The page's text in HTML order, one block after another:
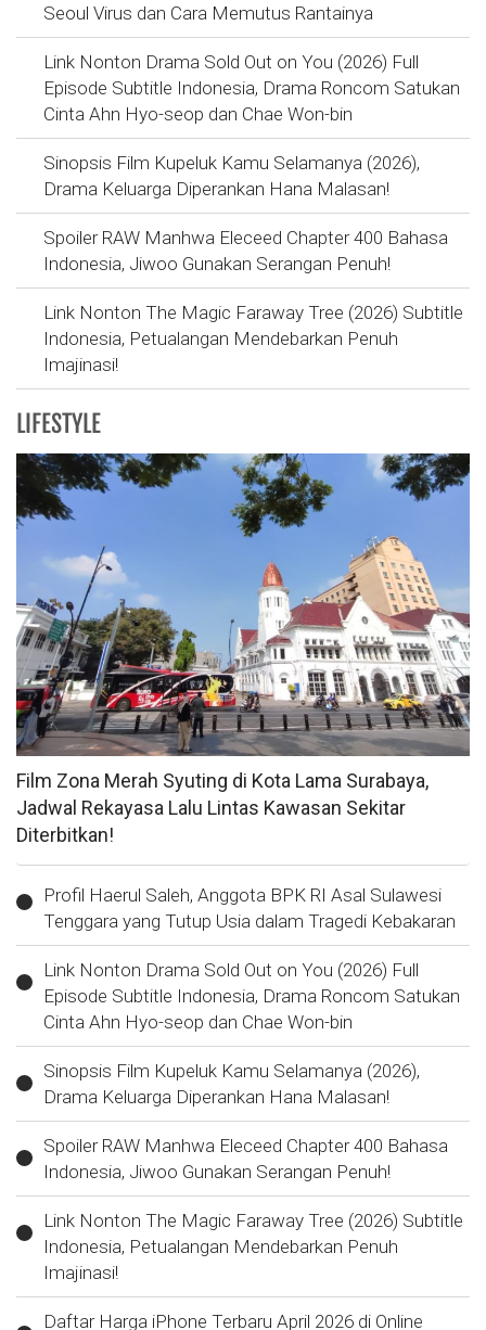
Seoul Virus dan Cara Memutus Rantainya
Link Nonton Drama Sold Out on You (2026) Full
Episode Subtitle Indonesia, Drama Roncom Satukan
Cinta Ahn Hyo-seop dan Chae Won-bin
Sinopsis Film Kupeluk Kamu Selamanya (2026),
Drama Keluarga Diperankan Hana Malasan!
Spoiler RAW Manhwa Eleceed Chapter 400 Bahasa
Indonesia, Jiwoo Gunakan Serangan Penuh!
Link Nonton The Magic Faraway Tree (2026) Subtitle
Indonesia, Petualangan Mendebarkan Penuh
Imajinasi!
LIFESTYLE
Film Zona Merah Syuting di Kota Lama Surabaya,
Jadwal Rekayasa Lalu Lintas Kawasan Sekitar
Diterbitkan!
Profil Haerul Saleh, Anggota BPK RI Asal Sulawesi
Tenggara yang Tutup Usia dalam Tragedi Kebakaran
Link Nonton Drama Sold Out on You (2026) Full
Episode Subtitle Indonesia, Drama Roncom Satukan
Cinta Ahn Hyo-seop dan Chae Won-bin
Sinopsis Film Kupeluk Kamu Selamanya (2026),
Drama Keluarga Diperankan Hana Malasan!
Spoiler RAW Manhwa Eleceed Chapter 400 Bahasa
Indonesia, Jiwoo Gunakan Serangan Penuh!
Link Nonton The Magic Faraway Tree (2026) Subtitle
Indonesia, Petualangan Mendebarkan Penuh
Imajinasi!
Daftar Harga iPhone Terbaru April 2026 di Online